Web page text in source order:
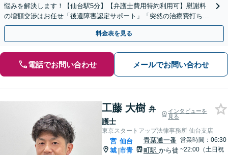
悩みを解決します！【仙台駅5分】【弁護士費用特約利用可】慰謝料
の増額交渉はお任せ「後遺障害認定サポート」「突然の治療費打ち切
りにも対応」【バリアフリー対応】
料金表を見る
電話でお問い合わせ メールでお問い合わせ
工藤 大樹 弁
護士
インタビューを
見る
東京スタートアップ法律事務所 仙台支店
宮
城 |
仙台
市青
青葉通一番
町駅 から徒
営業時間：06:30
~22:00（土日祝